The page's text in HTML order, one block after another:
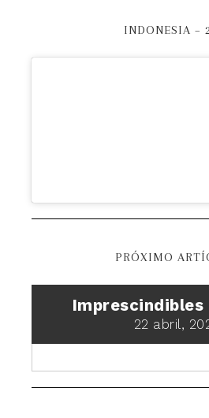
INDONESIA –
PRÓXIMO
Imprescindibles
22 abril,